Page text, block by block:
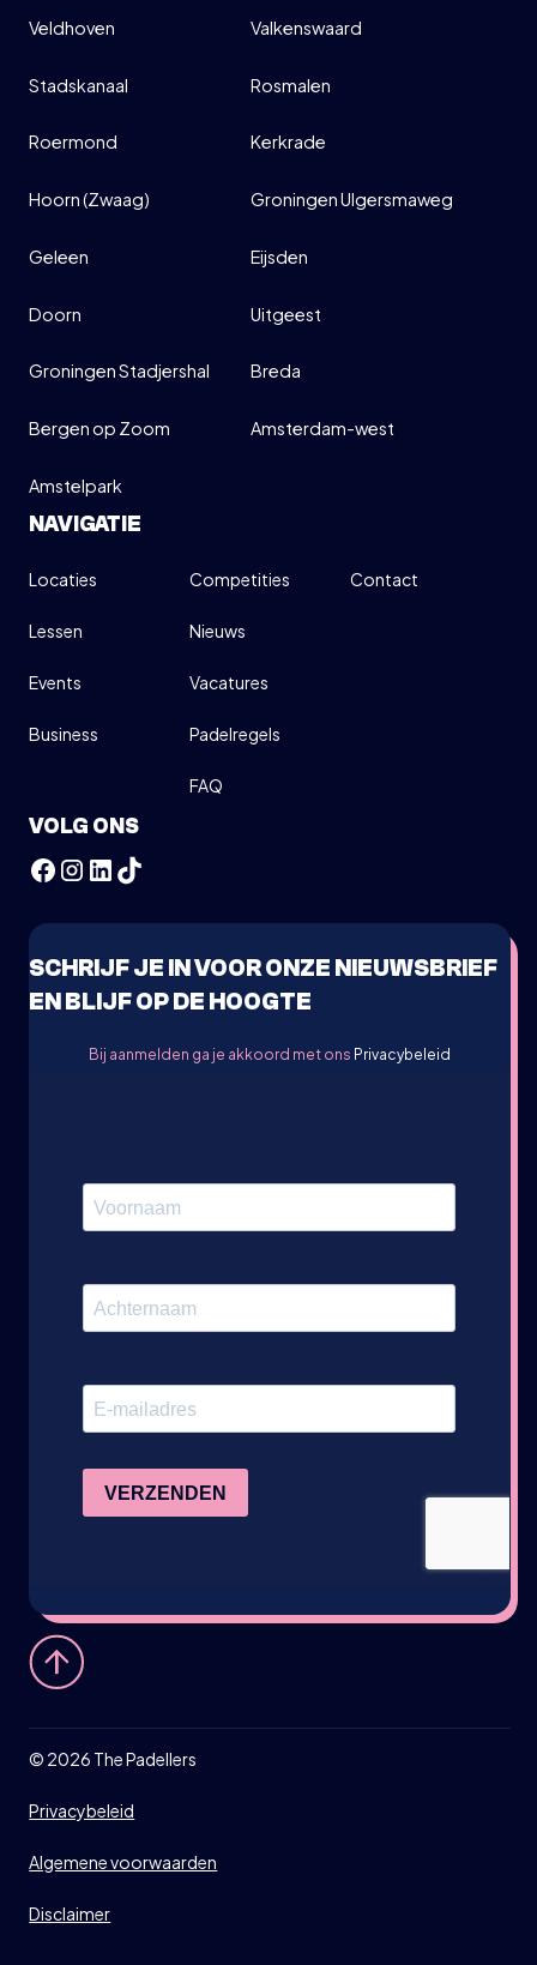
Veldhoven Valkenswaard
Stadskanaal Rosmalen
Roermond Kerkrade
Hoorn (Zwaag) Groningen Ulgersmaweg
Geleen Eijsden
Doorn Uitgeest
Groningen Stadjershal Breda
Bergen op Zoom Amsterdam-west
Amstelpark
NAVIGATIE
Locaties
Lessen
Events
Business
Competities
Nieuws
Vacatures
Padelregels
FAQ
Contact
VOLG ONS
SCHRIJF JE IN VOOR ONZE NIEUWSBRIEF
EN BLIJF OP DE HOOGTE
Bij aanmelden ga je akkoord met ons Privacybeleid
© 2026 The Padellers
Privacybeleid
Algemene voorwaarden
Disclaimer